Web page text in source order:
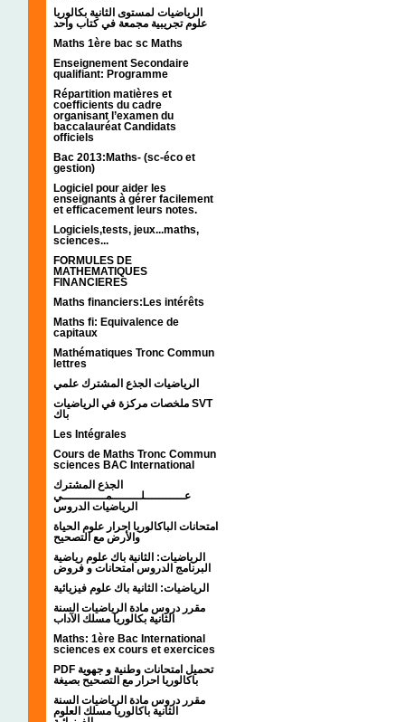
الرياضيات لمستوى الثانية بكالوريا
علوم تجريبية مجمعة في كتاب واحد
Maths 1ère bac sc Maths
Enseignement Secondaire
qualifiant: Programme
Répartition matières et
coefficients du cadre
organisant l’examen du
baccalauréat Candidats
officiels
Bac 2013:Maths- (sc-éco et
gestion)
Logiciel pour aider les
enseignants à gérer facilement
et efficacement leurs notes.
Logiciels,tests, jeux...maths,
sciences...
FORMULES DE
MATHEMATIQUES
FINANCIERES
Maths financiers:Les intérêts
Maths fi: Equivalence de
capitaux
Mathématiques Tronc Commun
lettres
الرياضيات الجذع المشترك علمي
ملخصات مركزة في الرياضيات SVT
باك
Les Intégrales
Cours de Maths Tronc Commun
sciences BAC International
الجذع المشترك
عـــــــــــلــــــــمــــــــــــي
الرياضيات الدروس
امتحانات الباكالوريا احرار علوم الحياة
والأرض مع التصحيح
الرياضيات: الثانية باك علوم رياضية
البرنامج الدروس امتحانات و فروض
الرياضيات: الثانية باك علوم فيزيائية
مقرر دروس مادة الرياضيات السنة
الثانية بكالوريا مسلك الآداب
Maths: 1ère Bac International
sciences ex cours et exercices
PDF تحميل امتحانات وطنية و جهوية
باكالوريا احرار مع التصحيح بصيغة
مقرر دروس مادة الرياضيات السنة
الثانية باكالوريا مسلك العلوم